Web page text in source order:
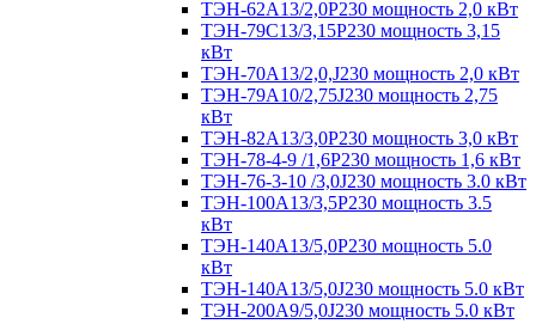
ТЭН-62А13/2,0Р230 мощность 2,0 кВт
ТЭН-79С13/3,15Р230 мощность 3,15
кВт
ТЭН-70А13/2,0,J230 мощность 2,0 кВт
ТЭН-79А10/2,75J230 мощность 2,75
кВт
ТЭН-82А13/3,0Р230 мощность 3,0 кВт
ТЭН-78-4-9 /1,6P230 мощность 1,6 кВт
ТЭН-76-3-10 /3,0J230 мощность 3.0 кВт
ТЭН-100А13/3,5Р230 мощность 3.5
кВт
ТЭН-140А13/5,0Р230 мощность 5.0
кВт
ТЭН-140А13/5,0J230 мощность 5.0 кВт
ТЭН-200А9/5,0J230 мощность 5.0 кВт